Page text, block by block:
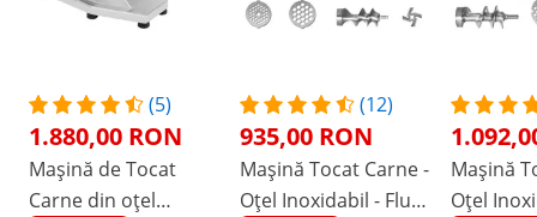
(5)
1.880,00 RON
Mașină de Tocat
Carne din oțel
(12)
935,00 RON
Mașină Tocat Carne -
Oțel Inoxidabil - Flux
Mașină
Oțel